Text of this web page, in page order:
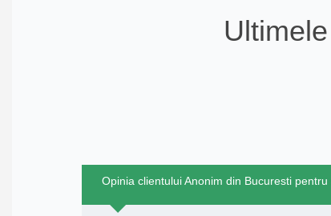
Opinia clientului Anonim din Bucuresti